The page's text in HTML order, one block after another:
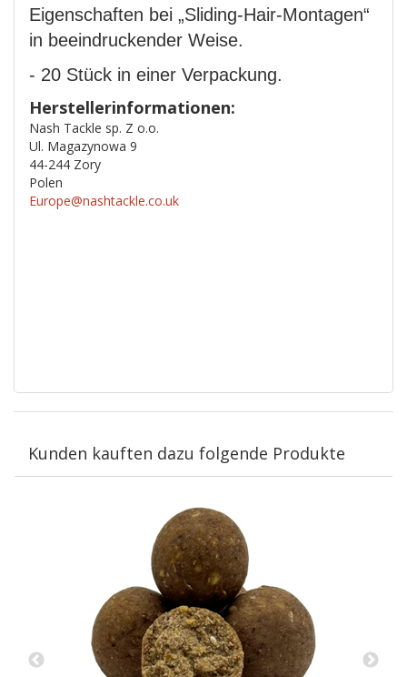
Eigenschaften bei „Sliding-Hair-Montagen“
in beeindruckender Weise.
- 20 Stück in einer Verpackung.
Herstellerinformationen:
Nash Tackle sp. Z o.o.
Ul. Magazynowa 9
44-244 Zory
Polen
Europe@nashtackle.co.uk
Kunden kauften dazu folgende Produkte